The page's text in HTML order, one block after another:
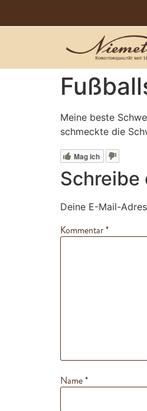
Meine beste
schmeckte die
Mag ich
Schreibe
Deine E-Mail-
Kommentar*
Name*